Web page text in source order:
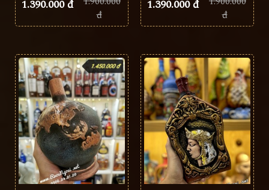
1.390.000 đ
đ
1.390.000 đ
đ